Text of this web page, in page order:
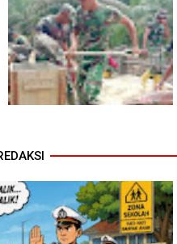
Melalui Wasbang, Babinsa
Bentuk Karakter dan Jiwa
Patriotisme Pelajar
Cuaca Tak Jadi Penghalang,
Garuda dan Pengacian Terus
Dikebut